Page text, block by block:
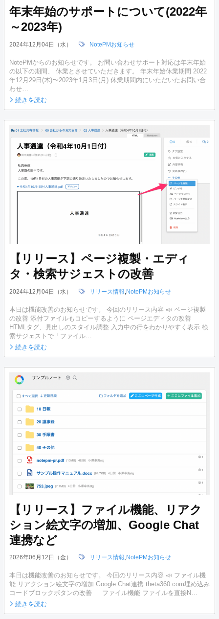
年末年始のサポートについて(2022年
～2023年)
2024年12月04日（水） NotePMお知らせ
NotePMからのお知らせです。 お問い合わせサポート対応は年末年始
の以下の期間、 休業とさせていただきます。 年末年始休業期間 2022
年12月29日(木)〜2023年1月3日(月) 休業期間内にいただいたお問い合
わせ…
続きを読む
【リリース】ページ複製・エディ
タ・検索サジェストの改善
2024年12月04日（水） リリース情報 NotePMお知らせ
本日は機能改善のお知らせです。 今回のリリース内容 📣 ページ複製
の改善 添付ファイルもコピーするように ページエディタの改善
HTMLタグ、見出しのスタイル調整 入力中の行をわかりやすく表示 検
索サジェストで「ファイル…
続きを読む
【リリース】ファイル機能、リアク
ション絵文字の増加、Google Chat
連携など
2026年06月12日（金） リリース情報,NotePMお知らせ
本日は機能改善のお知らせです。 今回のリリース内容 📣 ファイル機
能 リアクション絵文字の増加 Google Chat連携 theta360.com埋め込み
コードブロックボタンの改善 ファイル機能 ファイルを直接N…
続きを読む